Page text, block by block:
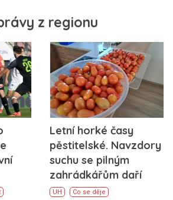
z regionu
Letní horké časy
pěstitelské. Navzdory
suchu se pilným
zahrádkářům daří
UH Co se děje